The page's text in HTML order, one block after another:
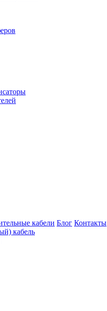
кабели
кабель
Блог Контакты